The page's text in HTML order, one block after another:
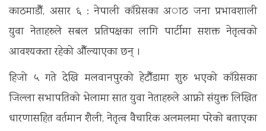
काठमाडौँ, असार ६ : नेपाली काँग्रेसका अाठ जना प्रभावशाली
युवा नेताहरुले सबल प्रतिपक्षका लागि पार्टीमा सशक्त नेतृत्वको
आवश्यकता रहेको औँल्याएका छन् ।
हिजो ५ गते देखि मलवानपुरको हेटौँडामा शुरु भएको काँग्रेसका
जिल्ला सभापतिको भेलामा सात युवा नेताहरुले आफ्नो संयुक्त लिखित
धारणासहित वर्तमान शैली, नेतृत्व वैचारिक अलमलमा परेको बताएका